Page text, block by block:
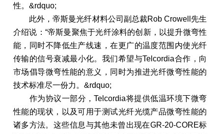
性。&rdquo;
此外，帝斯曼光纤材料公司副总裁Rob Crowell先生
介绍说：“帝斯曼聚焦于光纤涂料的创新，以提升微弯性
能，同时不降低生产线速，在更广的温度范围内使光纤
传输的信号衰减最小化。我们希望与Telcordia合作，向
市场倡导微弯性能的意义，同时为推进光纤微弯性能的
技术标准尽一份力。&rdquo;
作为协议一部分，Telcordia将提供低温环境下微弯
性能的现状，以及可用于测试光纤光缆产品微弯性能的
诸多方法。这些信息与其他未曾出现在GR-20-CORE标